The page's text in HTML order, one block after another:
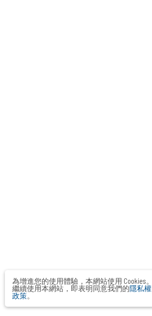
為增進您的使用體驗，本網站使用 Cookies。
繼續使用本網站，即表明同意我們的隱私權
政策。